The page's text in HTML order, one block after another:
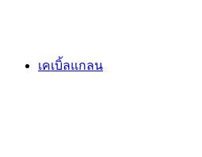
เคเบิ้ลแกลน